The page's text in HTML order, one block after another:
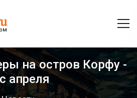
на остров Корфу -
с апреля